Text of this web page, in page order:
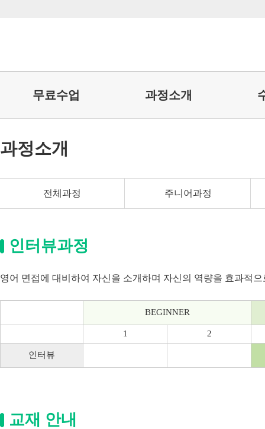
무료수업 과정소개
과정소개
전체과정 주니어과정
인터뷰과정
영어 면접에 대비하여 자신을 소개하며 자신의 역량을 효과적
BEGINNER
1 2
인터뷰
교재 안내